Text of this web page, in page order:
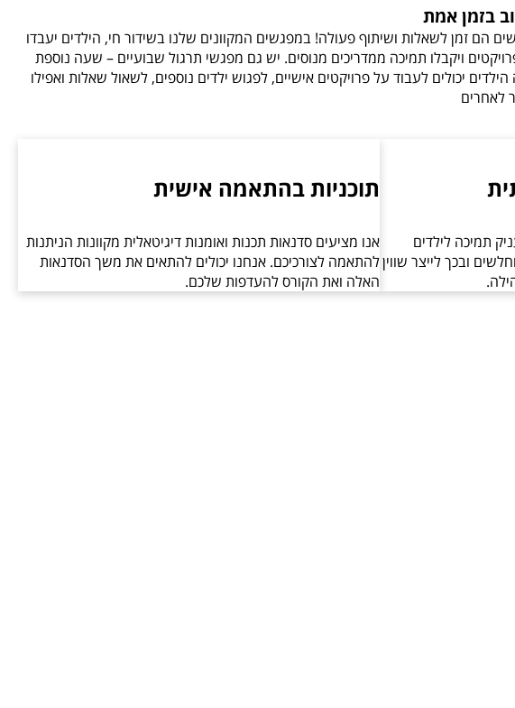
בזמן אמת
הם זמן לשאלות ושיתוף פעולה! במפגשים המקוונים שלנו בשידור חי, הילדים יעבדו
ויקבלו תמיכה ממדריכים מנוסים. יש גם מפגשי תרגול שבועיים – שעה נוספת
יכולים לעבוד על פרויקטים אישיים, לפגוש ילדים נוספים, לשאול שאלות ואפילו
לאחרים
תמיכה לילדים
ובכך לייצר שווין
תוכניות בהתאמה אישית
אנו מציעים סדנאות תכנות ואומנות דיגיטאלית מקוונות הניתנות
להתאמה לצורכיכם. אנחנו יכולים להתאים את משך הסדנאות
האלה ואת הקורס להעדפות שלכם.